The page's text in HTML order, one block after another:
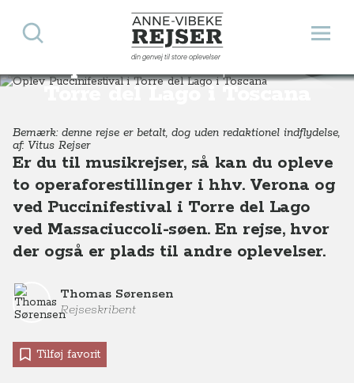
Anne-Vibeke Rejser
din genvej til store oplevelser
Åbn
Søg
Oplev Puccinifestival i
Torre del Lago i Toscana
Destinationer Europa Italien Toscana Oplev Puccinifestival i Torre del Lago i Toscana
Bemærk: denne rejse er betalt, dog uden redaktionel indflydelse,
af: Vitus Rejser
Er du til musikrejser, så kan du opleve
to operaforestillinger i hhv. Verona og
ved Puccinifestival i Torre del Lago
ved Massaciuccoli-søen. En rejse, hvor
der også er plads til andre oplevelser.
Thomas Sørensen
Rejseskribent
Tilføj favorit